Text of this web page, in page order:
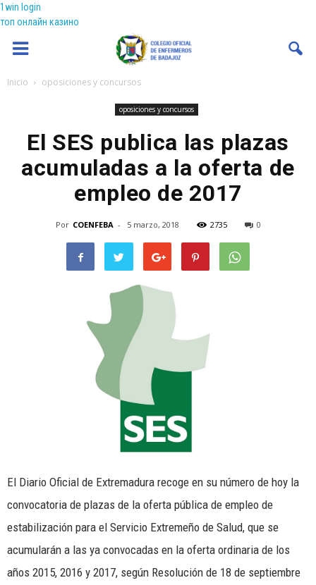
1win login
топ онлайн казино
Coenfeba
Inicio oposiciones y concursos
oposiciones y concursos
El SES publica las plazas
acumuladas a la oferta de
empleo de 2017
Por COENFEBA - 5 marzo, 2018 2735 0
El Diario Oficial de Extremadura recoge en su número de hoy la
convocatoria de plazas de la oferta pública de empleo de
estabilización para el Servicio Extremeño de Salud, que se
acumularán a las ya convocadas en la oferta ordinaria de los
años 2015, 2016 y 2017, según Resolución de 18 de septiembre